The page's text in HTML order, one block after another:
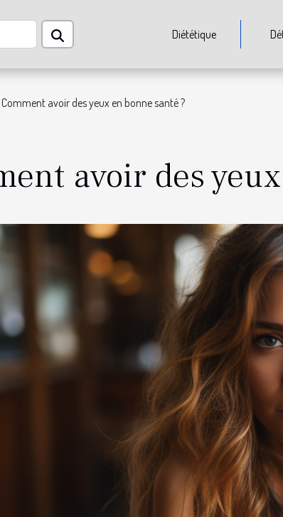
Diététique
Comment avoir des yeux en bonne santé ?
avoir des